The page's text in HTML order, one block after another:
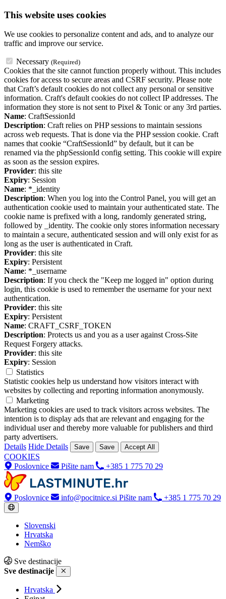
This website uses cookies
We use cookies to personalize content and ads, and to analyze our
traffic and improve our service.
Necessary (Required)
Cookies that the site cannot function properly without. This includes
cookies for access to secure areas and CSRF security. Please note
that Craft’s default cookies do not collect any personal or sensitive
information. Craft's default cookies do not collect IP addresses. The
information they store is not sent to Pixel & Tonic or any 3rd parties.
Name: CraftSessionId
Description: Craft relies on PHP sessions to maintain sessions
across web requests. That is done via the PHP session cookie. Craft
names that cookie “CraftSessionId” by default, but it can be
renamed via the phpSessionId config setting. This cookie will expire
as soon as the session expires.
Provider: this site
Expiry: Session
Name: *_identity
Description: When you log into the Control Panel, you will get an
authentication cookie used to maintain your authenticated state. The
cookie name is prefixed with a long, randomly generated string,
followed by _identity. The cookie only stores information necessary
to maintain a secure, authenticated session and will only exist for as
long as the user is authenticated in Craft.
Provider: this site
Expiry: Persistent
Name: *_username
Description: If you check the "Keep me logged in" option during
login, this cookie is used to remember the username for your next
authentication.
Provider: this site
Expiry: Persistent
Name: CRAFT_CSRF_TOKEN
Description: Protects us and you as a user against Cross-Site
Request Forgery attacks.
Provider: this site
Expiry: Session
Statistics
Statistic cookies help us understand how visitors interact with
websites by collecting and reporting information anonymously.
Marketing
Marketing cookies are used to track visitors across websites. The
intention is to display ads that are relevant and engaging for the
individual user and thereby more valuable for publishers and third
party advertisers.
Details Hide Details Save Save Accept All
COOKIES
Poslovnice
Pišite nam +385 1 775 70 29
Poslovnice info@pocitnice.si Pišite nam +385 1 775 70 29
Slovenski
Hrvatska
Nemško
Sve destinacije
Sve destinacije
Hrvatska